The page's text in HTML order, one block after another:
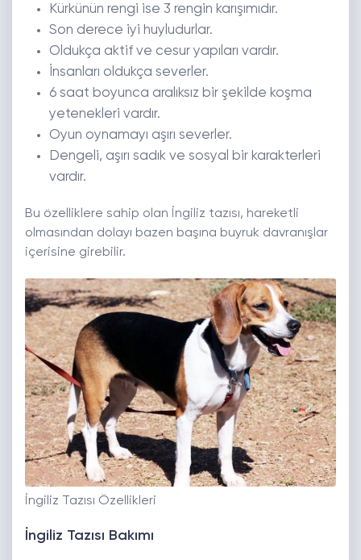
Kürkünün rengi ise 3 rengin karışımıdır.
Son derece iyi huyludurlar.
Oldukça aktif ve cesur yapıları vardır.
İnsanları oldukça severler.
6 saat boyunca aralıksız bir şekilde koşma
yetenekleri vardır.
Oyun oynamayı aşırı severler.
Dengeli, aşırı sadık ve sosyal bir karakterleri
vardır.
Bu özelliklere sahip olan İngiliz tazısı, hareketli
olmasından dolayı bazen başına buyruk davranışlar
içerisine girebilir.
İngiliz Tazısı Özellikleri
İngiliz Tazısı Bakımı